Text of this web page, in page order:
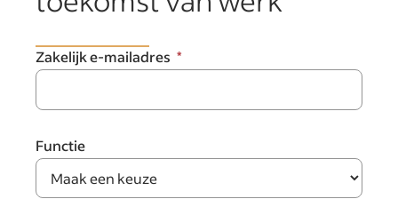
Zakelijk e-mailadres
Functie